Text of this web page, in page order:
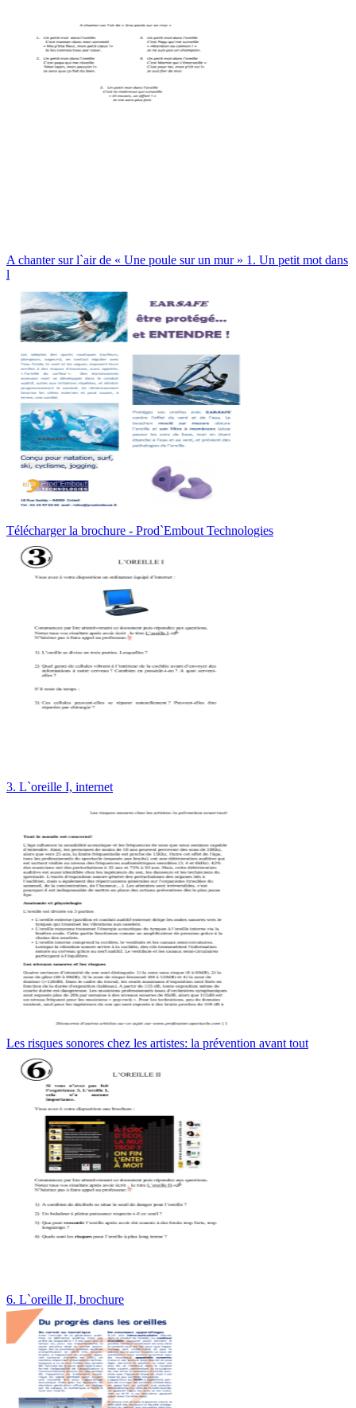
A chanter sur l`air de « Une poule sur un mur » 1. Un petit mot dans
l
Télécharger la brochure - Prod`Embout Technologies
3. L`oreille I, internet
Les risques sonores chez les artistes: la prévention avant tout
6. L`oreille II, brochure